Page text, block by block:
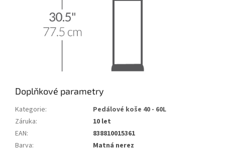
Doplňkové parametry
Kategorie:
Pedálové koše 40 - 60L
Záruka:
10 let
EAN:
838810015361
Barva:
Matná nerez